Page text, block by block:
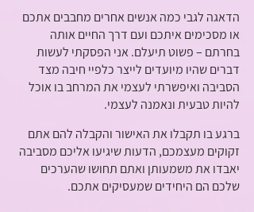
הדאגה לגבי כמה אנשים אחרים מחבבים אתכם
או מסכימים איתכם ועם דרך החיים אותה
בחרתם – פשוט תיעלם. אני הפסקתי לעשות
דברים שהיו מיועדים לייצר כלפיי חיבה מצד
הסביבה ואיפשרתי לעצמי את המרחב בו אוכל
להיות טבעית ונאמנה לעצמי.
ברגע בו תקבלו את האישור והקבלה להם אתם
זקוקים מעצמכם, הדעות שיגיעו אליכם מסביבה
יאבדו את משמעותן ואתם תחושו שהערכים
שלכם הם היחידים שמעסיקים אתכם.